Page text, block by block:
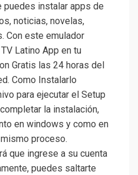
puedes instalar apps de
noticias, novelas,
Con este emulador
Latino App en tu
Gratis las 24 horas del
Como Instalarlo
para ejecutar el Setup
la instalación,
en windows y como en
proceso.
que ingrese a su cuenta
puedes saltarte